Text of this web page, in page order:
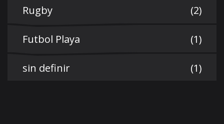
Rugby (2)
Futbol Playa (1)
sin definir (1)